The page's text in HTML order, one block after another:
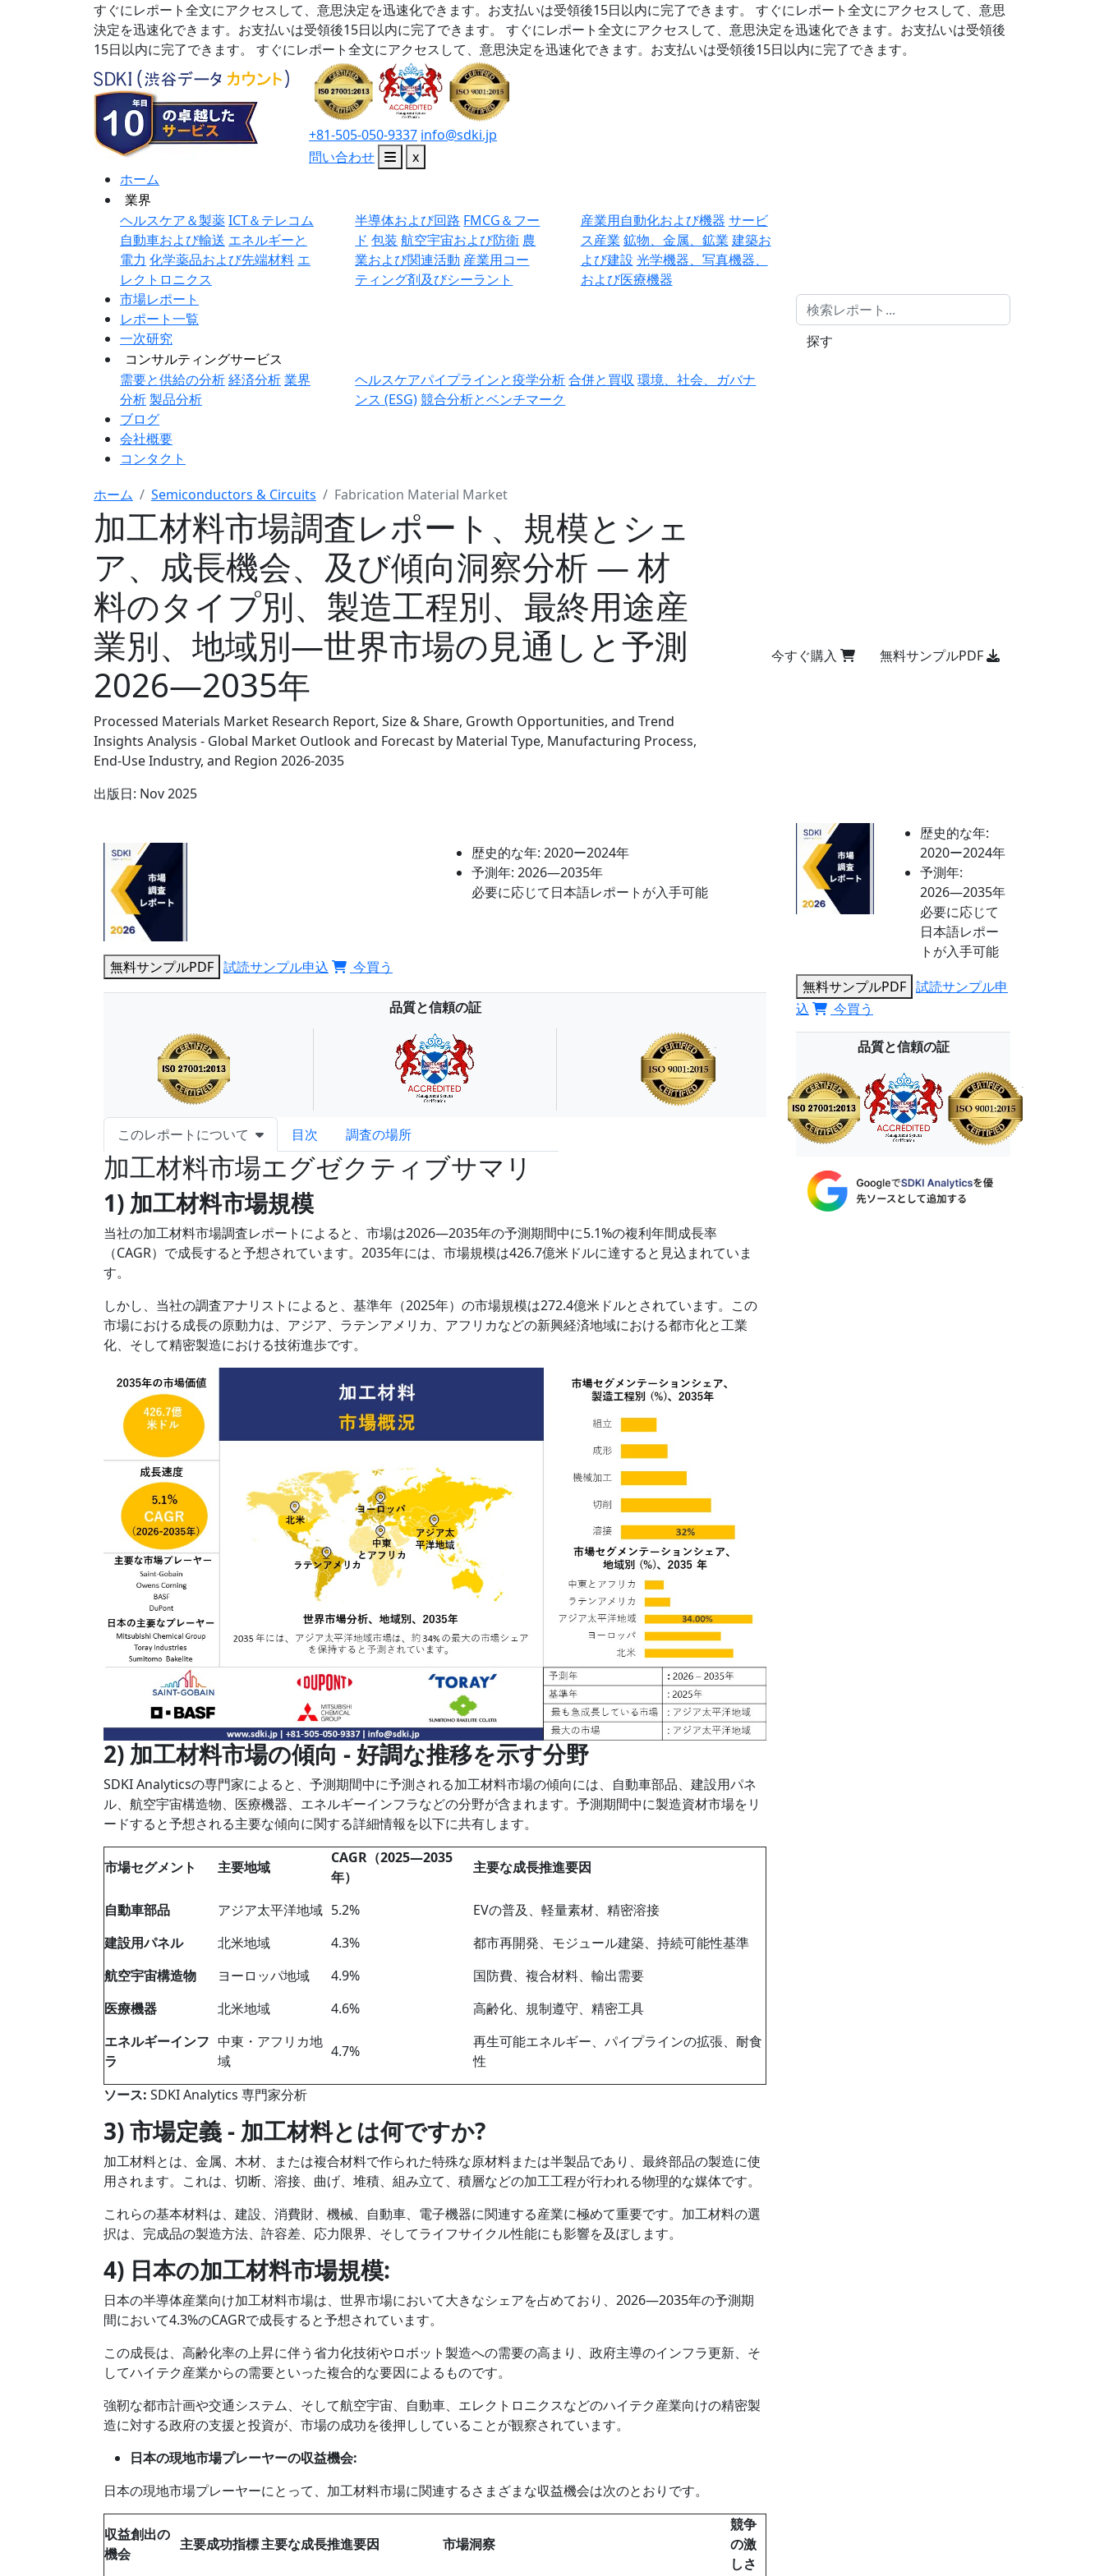
すぐにレポート全文にアクセスして、意思決定を迅速化できます。お支払いは受領後15日以内に完了できます。
すぐにレポート全文にアクセスして、意思
決定を迅速化できます。お支払いは受領後15日以内に完了できます。
すぐにレポート全文にアクセスして、意思決定を迅速化できます。お支払いは受領後
15日以内に完了できます。
すぐにレポート全文にアクセスして、意思決定を迅速化できます。お支払いは受領後15日以内に完了できます。
+81-505-050-9337 info@sdki.jp
問い合わせ
x
ホーム
業界
ヘルスケア＆製薬ICT＆テレコム
自動車および輸送 エネルギーと
電力 化学薬品および先端材料 エ
レクトロニクス
半導体および回路 FMCG＆フー
ド 包装 航空宇宙および防衛 農
業および関連活動 産業用コー
ティング剤及びシーラント
産業用自動化および機器 サービ
ス産業 鉱物、金属、鉱業 建築お
よび建設 光学機器、写真機器、
および医療機器
市場レポート
レポート一覧
一次研究
コンサルティングサービス
需要と供給の分析経済分析業界
分析製品分析
ヘルスケアパイプラインと疫学分析合併と買収 環境、社会、ガバナ
ンス (ESG)競合分析とベンチマーク
ブログ
会社概要
コンタクト
探す
ホーム Semiconductors & Circuits Fabrication Material Market
加工材料市場調査レポート、規模とシェ
ア、成長機会、及び傾向洞察分析 ― 材
料のタイプ別、製造工程別、最終用途産
業別、地域別―世界市場の見通しと予測
2026―2035年
Processed Materials Market Research Report, Size & Share, Growth Opportunities, and Trend
Insights Analysis - Global Market Outlook and Forecast by Material Type, Manufacturing Process,
End-Use Industry, and Region 2026-2035
出版日: Nov 2025
今すぐ購入 無料サンプルPDF
歴史的な年: 2020ー2024年
予測年: 2026―2035年
必要に応じて日本語レポートが入手可能
無料サンプルPDF 試読サンプル申込 今買う
品質と信頼の証
このレポートについて 目次 調査の場所
加工材料市場エグゼクティブサマリ
1) 加工材料市場規模
当社の加工材料市場調査レポートによると、市場は2026―2035年の予測期間中に5.1%の複利年間成長率
（CAGR）で成長すると予想されています。2035年には、市場規模は426.7億米ドルに達すると見込まれていま
す。
しかし、当社の調査アナリストによると、基準年（2025年）の市場規模は272.4億米ドルとされています。この
市場における成長の原動力は、アジア、ラテンアメリカ、アフリカなどの新興経済地域における都市化と工業
化、そして精密製造における技術進歩です。
2) 加工材料市場の傾向 - 好調な推移を示す分野
SDKI Analyticsの専門家によると、予測期間中に予測される加工材料市場の傾向には、自動車部品、建設用パネ
ル、航空宇宙構造物、医療機器、エネルギーインフラなどの分野が含まれます。予測期間中に製造資材市場をリ
ードすると予想される主要な傾向に関する詳細情報を以下に共有します。
市場セグメント 主要地域
CAGR （2025―2035
年）
主要な成長推進要因
自動車部品 アジア太平洋地域 5.2%
EVの普及、軽量素材、精密溶接
建設用パネル
北米地域 4.3%
都市再開発、モジュール建築、持続可能性基準
航空宇宙構造物
ヨーロッパ地域 4.9%
国防費、複合材料、輸出需要
医療機器
北米地域 4.6%
高齢化、規制遵守、精密工具
エネルギーインフ
ラ
中東・アフリカ地
域
4.7%
再生可能エネルギー、パイプラインの拡張、耐食
性
ソース: SDKI Analytics 専門家分析
3) 市場定義 - 加工材料とは何ですか?
加工材料とは、金属、木材、または複合材料で作られた特殊な原材料または半製品であり、最終部品の製造に使
用されます。これは、切断、溶接、曲げ、堆積、組み立て、積層などの加工工程が行われる物理的な媒体です。
これらの基本材料は、建設、消費財、機械、自動車、電子機器に関連する産業に極めて重要です。加工材料の選
択は、完成品の製造方法、許容差、応力限界、そしてライフサイクル性能にも影響を及ぼします。
4) 日本の加工材料市場規模:
日本の半導体産業向け加工材料市場は、世界市場において大きなシェアを占めており、2026―2035年の予測期
間において4.3%のCAGRで成長すると予想されています。
この成長は、高齢化率の上昇に伴う省力化技術やロボット製造への需要の高まり、政府主導のインフラ更新、そ
してハイテク産業からの需要といった複合的な要因によるものです。
強靭な都市計画や交通システム、そして航空宇宙、自動車、エレクトロニクスなどのハイテク産業向けの精密製
造に対する政府の支援と投資が、市場の成功を後押ししていることが観察されています。
日本の現地市場プレーヤーの収益機会:
日本の現地市場プレーヤーにとって、加工材料市場に関連するさまざまな収益機会は次のとおりです。
収益創出の
機会
主要成功指標主要な成長推進要因 市場洞察
競争
の激
しさ
歴史的な年:
2020ー2024年
予測年:
2026―2035年
必要に応じて
日本語レポー
トが入手可能
無料サンプルPDF 試読サンプル申
込
今買う
品質と信頼の証